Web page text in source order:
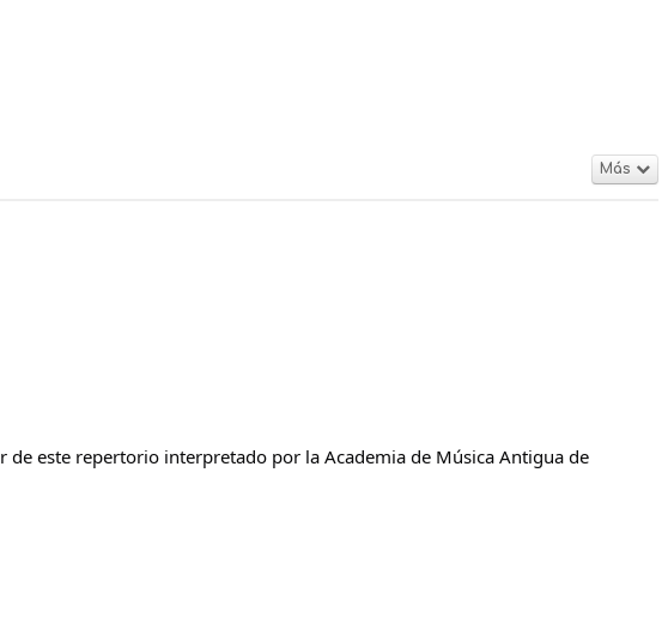
Más
de este repertorio interpretado por la Academia de Música Antigua de